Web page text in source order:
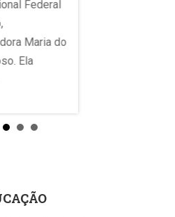
Federal
Maria do
Ela